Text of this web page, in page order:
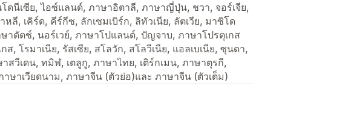
โดนีเซีย, ไอซ์แลนด์, ภาษาอิตาลี, ภาษาญี่ปุ่น, ชวา, จอร์เจีย,
หลี, เคิร์ด, คีร์กีซ, ลักเซมเบิร์ก, ลิทัวเนีย, ลัตเวีย, มาซิโด
าดัตช์, นอร์เวย์, ภาษาโปแลนด์, ปัญจาบ, ภาษาโปรตุเกส
ส, โรมาเนีย, รัสเซีย, สโลวัก, สโลวีเนีย, แอลเบเนีย, ซุนดา,
าสวีเดน, ทมิฬ, เตลูกู, ภาษาไทย, เติร์กเมน, ภาษาตุรกี,
าษาเวียดนาม, ภาษาจีน (ตัวย่อ)และ ภาษาจีน (ตัวเต็ม)